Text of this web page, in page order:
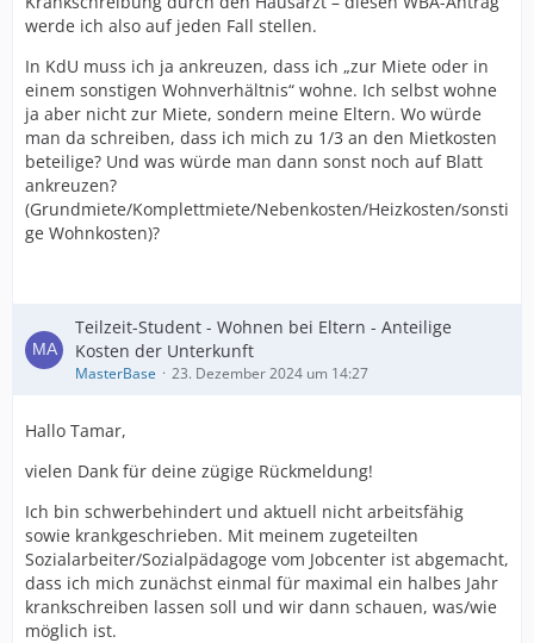
werde ich also auf jeden Fall stellen.
In KdU muss ich ja ankreuzen, dass ich „zur Miete oder in
einem sonstigen Wohnverhältnis“ wohne. Ich selbst wohne
ja aber nicht zur Miete, sondern meine Eltern. Wo würde
man da schreiben, dass ich mich zu 1/3 an den Mietkosten
beteilige? Und was würde man dann sonst noch auf Blatt
ankreuzen?
(Grundmiete/Komplettmiete/Nebenkosten/Heizkosten/sonsti
ge Wohnkosten)?
Teilzeit-Student - Wohnen bei Eltern - Anteilige
Kosten der Unterkunft
MasterBase 23. Dezember 2024 um 14:27
Hallo Tamar,
vielen Dank für deine zügige Rückmeldung!
Ich bin schwerbehindert und aktuell nicht arbeitsfähig
sowie krankgeschrieben. Mit meinem zugeteilten
Sozialarbeiter/Sozialpädagoge vom Jobcenter ist abgemacht,
dass ich mich zunächst einmal für maximal ein halbes Jahr
krankschreiben lassen soll und wir dann schauen, was/wie
möglich ist.